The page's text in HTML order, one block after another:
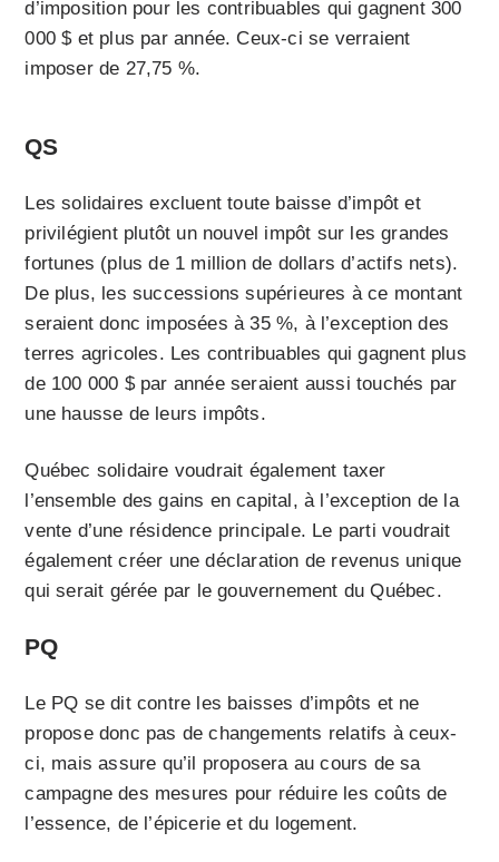
d’imposition pour les contribuables qui gagnent 300
000 $ et plus par année. Ceux-ci se verraient
imposer de 27,75 %.
QS
Les solidaires excluent toute baisse d’impôt et
privilégient plutôt un nouvel impôt sur les grandes
fortunes (plus de 1 million de dollars d’actifs nets).
De plus, les successions supérieures à ce montant
seraient donc imposées à 35 %, à l’exception des
terres agricoles. Les contribuables qui gagnent plus
de 100 000 $ par année seraient aussi touchés par
une hausse de leurs impôts.
Québec solidaire voudrait également taxer
l’ensemble des gains en capital, à l’exception de la
vente d’une résidence principale. Le parti voudrait
également créer une déclaration de revenus unique
qui serait gérée par le gouvernement du Québec.
PQ
Le PQ se dit contre les baisses d’impôts et ne
propose donc pas de changements relatifs à ceux-
ci, mais assure qu’il proposera au cours de sa
campagne des mesures pour réduire les coûts de
l’essence, de l’épicerie et du logement.